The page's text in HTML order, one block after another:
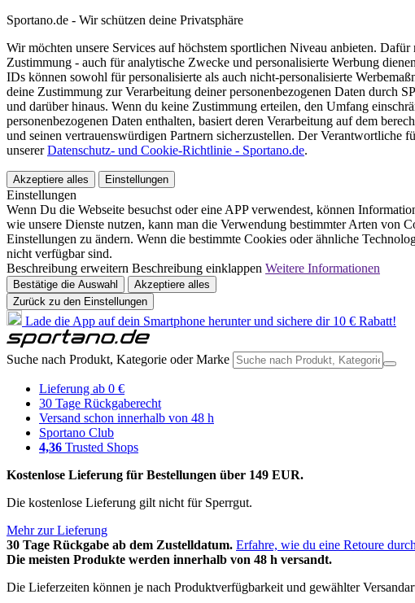
Sportano.de - Wir schützen deine Privatsphäre
Wir möchten unsere Services auf höchstem sportlichen Niveau anbieten.
Zustimmung - auch für analytische Zwecke und personalisierte Werbung
IDs können sowohl für personalisierte als auch nicht-personalisierte
deine Zustimmung zur Verarbeitung deiner personenbezogenen Daten durch
und darüber hinaus. Wenn du keine Zustimmung erteilen, den Umfang
personenbezogenen Daten enthalten, basiert deren Verarbeitung auf dem
und seinen vertrauenswürdigen Partnern sicherzustellen. Der Verantwortliche
unsererDatenschutz- und Cookie-Richtlinie - Sportano.de.
Akzeptiere alles Einstellungen
Einstellungen
Wenn Du die Webseite besuchst oder eine APP verwendest, können
wie unsere Dienste nutzen, kann man die Verwendung bestimmter Arten von
Einstellungen zu ändern. Wenn die bestimmte Cookies oder ähnliche
nicht verfügbar sind.
Beschreibung erweitern Beschreibung einklappen Weitere Informationen
Bestätige die Auswahl
Akzeptiere alles
Zurück zu den Einstellungen
Lade die App auf dein Smartphone herunter und sichere dir 10 € Rabatt!
Suche nach Produkt, Kategorie oder Marke
Lieferung ab 0 €
30 Tage Rückgaberecht
Versand schon innerhalb von 48 h
Sportano Club
4,36 Trusted Shops
Kostenlose Lieferung für Bestellungen über 149 EUR.
Die kostenlose Lieferung gilt nicht für Sperrgut.
Mehr zur Lieferung
30 Tage Rückgabe ab dem Zustelldatum. Erfahre, wie du eine Retoure
Die meisten Produkte werden innerhalb von 48 h versandt.
Die Lieferzeiten können je nach Produktverfügbarkeit und gewählter